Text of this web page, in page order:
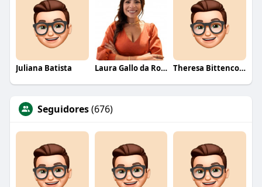
Juliana Batista Laura Gallo da Rosa Theresa Bittencourt
Seguidores(676)